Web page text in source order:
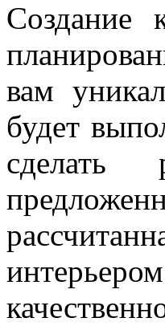
Создание
вам
будет
сделать